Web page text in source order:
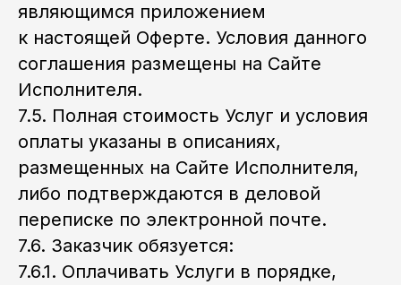
являющимся приложением
к настоящей Оферте. Условия данного
соглашения размещены на Сайте
Исполнителя.
7.5. Полная стоимость Услуг и условия
оплаты указаны в описаниях,
размещенных на Сайте Исполнителя,
либо подтверждаются в деловой
переписке по электронной почте.
7.6. Заказчик обязуется:
7.6.1. Оплачивать Услуги в порядке,